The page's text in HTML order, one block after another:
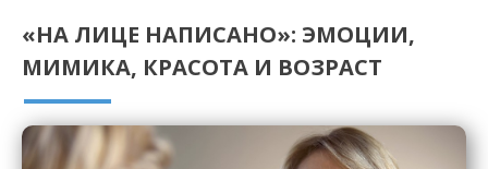
«НА ЛИЦЕ НАПИСАНО»: ЭМОЦИИ,
МИМИКА, КРАСОТА И ВОЗРАСТ